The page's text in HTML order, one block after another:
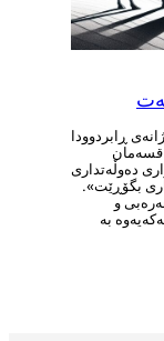
و سیاسەت1 لەم ڕۆژانەی ڕابردوودا
قسەمان
دەوڵەتداری
بگۆڕێت».
و
بە